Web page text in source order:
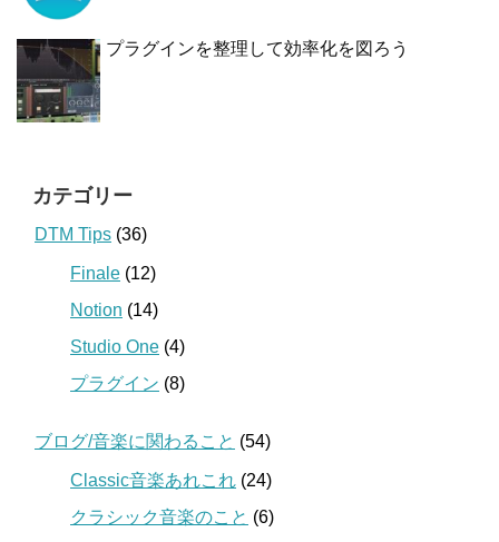
プラグインを整理して効率化を図ろう
カテゴリー
DTM Tips (36)
Finale (12)
Notion (14)
Studio One (4)
プラグイン (8)
ブログ/音楽に関わること (54)
Classic音楽あれこれ (24)
クラシック音楽のこと (6)